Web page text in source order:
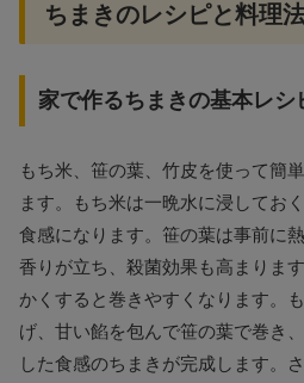
ちまきのレシピと料理
家で作るちまきの基本レシ
もち米、笹の葉、竹皮を使って簡
ます。もち米は一晩水に浸してお
食感になります。笹の葉は事前に
香りが立ち、殺菌効果も高まりま
かくすると巻きやすくなります。
げ、甘い餡を包んで笹の葉で巻き
した食感のちまきが完成します。